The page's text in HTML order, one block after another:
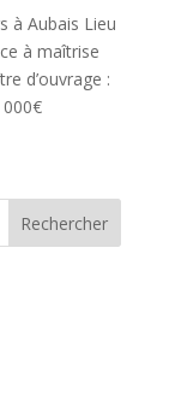
à Aubais Lieu
à maîtrise
d’ouvrage :
000€
Rechercher